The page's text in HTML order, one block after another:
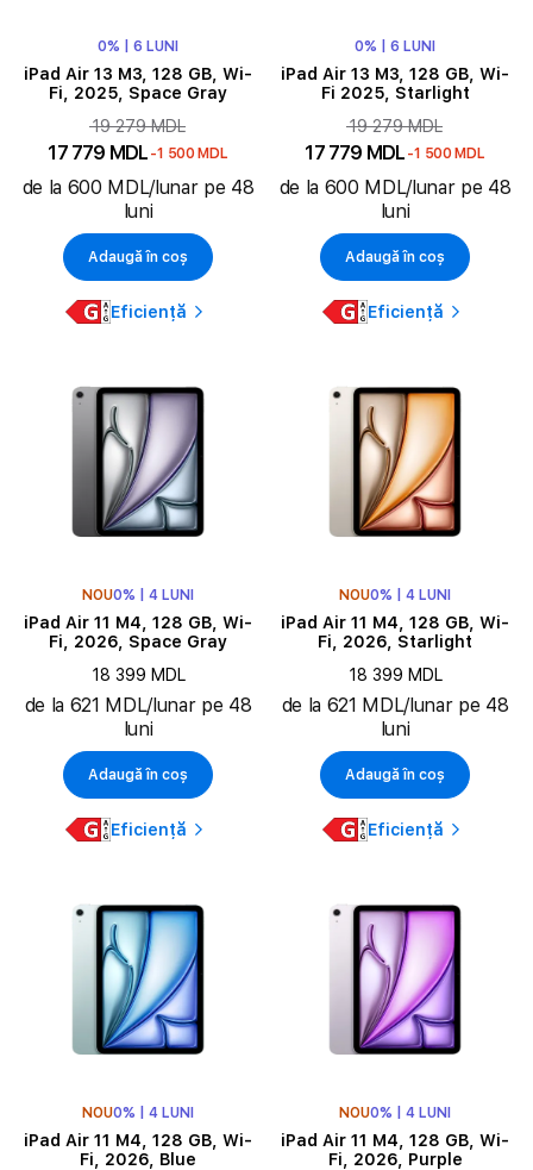
0% | 6 LUNI
iPad Air 13 M3, 128 GB, Wi-
Fi, 2025, Space Gray
19 279 MDL
17 779 MDL -1 500 MDL
de la 600 MDL/lunar pe 48
luni
Adaugă în coș
Eficiență
0% | 6 LUNI
iPad Air 13 M3, 128 GB, Wi-
Fi 2025, Starlight
19 279 MDL
17 779 MDL -1 500 MDL
de la 600 MDL/lunar pe 48
luni
Adaugă în coș
Eficiență
NOU0% | 4 LUNI
iPad Air 11 M4, 128 GB, Wi-
Fi, 2026, Space Gray
18 399 MDL
de la 621 MDL/lunar pe 48
luni
Adaugă în coș
Eficiență
NOU0% | 4 LUNI
iPad Air 11 M4, 128 GB, Wi-
Fi, 2026, Starlight
18 399 MDL
de la 621 MDL/lunar pe 48
luni
Adaugă în coș
Eficiență
NOU0% | 4 LUNI
iPad Air 11 M4, 128 GB, Wi-
Fi, 2026, Blue
NOU0% | 4 LUNI
iPad Air 11 M4, 128 GB, Wi-
Fi, 2026, Purple